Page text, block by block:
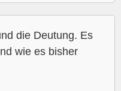
die Deutung. Es
wie es bisher